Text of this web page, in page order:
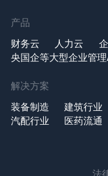
产品
财务云 人力云
央国企等大型企业管理
解决方案
装备制造 建筑行业
汽配行业
医药流通